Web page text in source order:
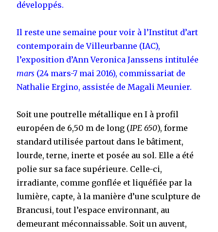
développés.
Il reste une semaine pour voir à l’Institut d’art
contemporain de Villeurbanne (IAC),
l’exposition d’Ann Veronica Janssens intitulée
mars (24 mars-7 mai 2016), commissariat de
Nathalie Ergino, assistée de Magali Meunier.
Soit une poutrelle métallique en I à profil
européen de 6,50 m de long (IPE 650), forme
standard utilisée partout dans le bâtiment,
lourde, terne, inerte et posée au sol. Elle a été
polie sur sa face supérieure. Celle-ci,
irradiante, comme gonflée et liquéfiée par la
lumière, capte, à la manière d’une sculpture de
Brancusi, tout l’espace environnant, au
demeurant méconnaissable. Soit un auvent,